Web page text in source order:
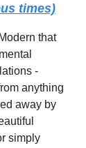
times)
that
-
anything
away by
simply